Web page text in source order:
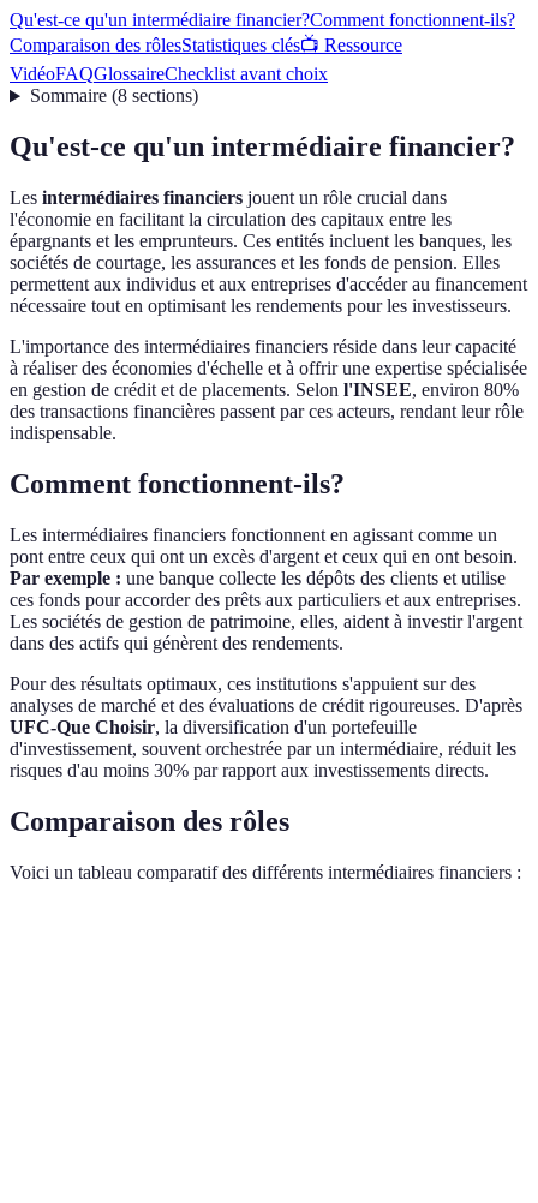
Qu'est-ce qu'un intermédiaire financier?Comment fonctionnent-ils?
Comparaison des rôlesStatistiques clés📺 Ressource
VidéoFAQGlossaireChecklist avant choix
Sommaire(8 sections)
Qu'est-ce qu'un intermédiaire financier?
Les intermédiaires financiers jouent un rôle crucial dans
l'économie en facilitant la circulation des capitaux entre les
épargnants et les emprunteurs. Ces entités incluent les banques, les
sociétés de courtage, les assurances et les fonds de pension. Elles
permettent aux individus et aux entreprises d'accéder au financement
nécessaire tout en optimisant les rendements pour les investisseurs.
L'importance des intermédiaires financiers réside dans leur capacité
à réaliser des économies d'échelle et à offrir une expertise spécialisée
en gestion de crédit et de placements. Selon l'INSEE, environ 80%
des transactions financières passent par ces acteurs, rendant leur rôle
indispensable.
Comment fonctionnent-ils?
Les intermédiaires financiers fonctionnent en agissant comme un
pont entre ceux qui ont un excès d'argent et ceux qui en ont besoin.
Par exemple : une banque collecte les dépôts des clients et utilise
ces fonds pour accorder des prêts aux particuliers et aux entreprises.
Les sociétés de gestion de patrimoine, elles, aident à investir l'argent
dans des actifs qui génèrent des rendements.
Pour des résultats optimaux, ces institutions s'appuient sur des
analyses de marché et des évaluations de crédit rigoureuses. D'après
UFC-Que Choisir, la diversification d'un portefeuille
d'investissement, souvent orchestrée par un intermédiaire, réduit les
risques d'au moins 30% par rapport aux investissements directs.
Comparaison des rôles
Voici un tableau comparatif des différents intermédiaires financiers :